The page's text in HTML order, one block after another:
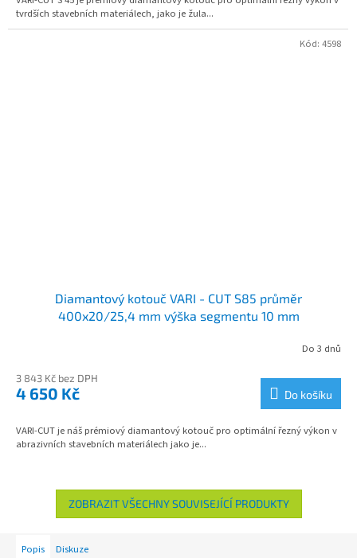
tvrdších stavebních materiálech, jako je žula...
Diamantový kotouč VARI - CUT S85 průměr
400x20/25,4 mm výška segmentu 10 mm
Do 3 dnů
3 843 Kč bez DPH
4 650 Kč Do košíku
VARI-CUT je náš prémiový diamantový kotouč pro optimální řezný výkon v
abrazivních stavebních materiálech jako je...
Kód: 4598
ZOBRAZIT VŠECHNY SOUVISEJÍCÍ PRODUKTY
Popis Diskuze